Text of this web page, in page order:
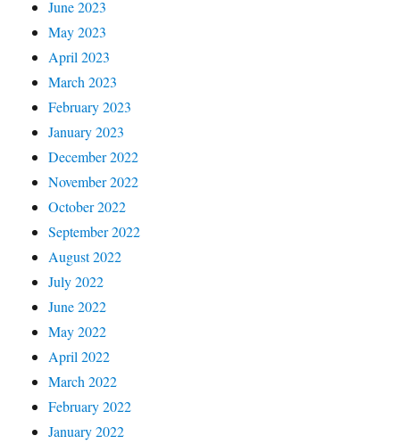
June 2023
May 2023
April 2023
March 2023
February 2023
January 2023
December 2022
November 2022
October 2022
September 2022
August 2022
July 2022
June 2022
May 2022
April 2022
March 2022
February 2022
January 2022